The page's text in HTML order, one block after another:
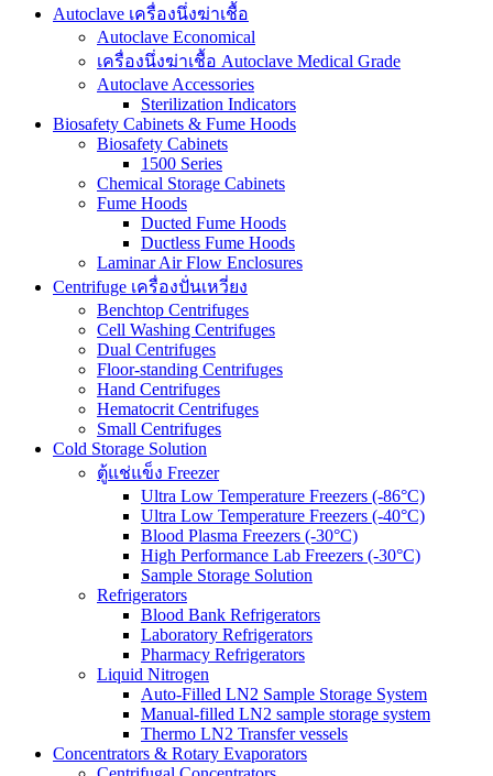
Autoclave เครื่องนึ่งฆ่าเชื้อ
Autoclave Economical
เครื่องนึ่งฆ่าเชื้อ Autoclave Medical Grade
Autoclave Accessories
Sterilization Indicators
Biosafety Cabinets & Fume Hoods
Biosafety Cabinets
1500 Series
Chemical Storage Cabinets
Fume Hoods
Ducted Fume Hoods
Ductless Fume Hoods
Laminar Air Flow Enclosures
Centrifuge เครื่องปั่นเหวี่ยง
Benchtop Centrifuges
Cell Washing Centrifuges
Dual Centrifuges
Floor-standing Centrifuges
Hand Centrifuges
Hematocrit Centrifuges
Small Centrifuges
Cold Storage Solution
ตู้แช่แข็ง Freezer
Ultra Low Temperature Freezers (-86°C)
Ultra Low Temperature Freezers (-40°C)
Blood Plasma Freezers (-30°C)
High Performance Lab Freezers (-30°C)
Sample Storage Solution
Refrigerators
Blood Bank Refrigerators
Laboratory Refrigerators
Pharmacy Refrigerators
Liquid Nitrogen
Auto-Filled LN2 Sample Storage System
Manual-filled LN2 sample storage system
Thermo LN2 Transfer vessels
Concentrators & Rotary Evaporators